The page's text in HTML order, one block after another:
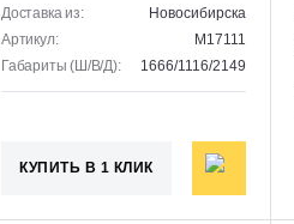
Доставка из:
Новосибирска
Артикул:
M17111
Габариты (Ш/В/Д):
1666/1116/2149
КУПИТЬ В 1 КЛИК